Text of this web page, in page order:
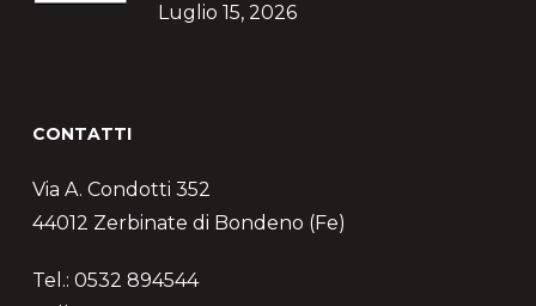
Luglio 15, 2026
CONTATTI
Via A. Condotti 352
44012 Zerbinate di Bondeno (Fe)
Tel.: 0532 894544